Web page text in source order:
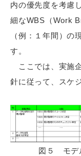
内の優先度を考慮
細なWBS（Work
（例：１年間）の
す。
ここでは、実施
針に従って、スケ
図５ モデ